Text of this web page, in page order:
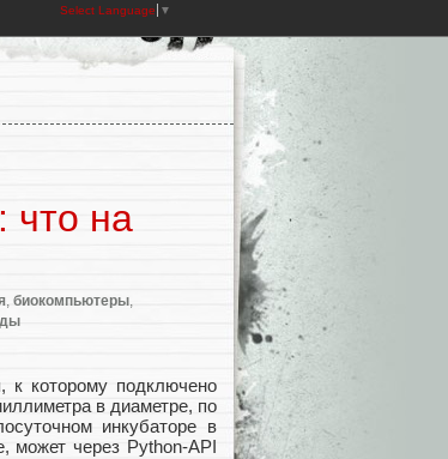
Select Language ▼
что на
биокомпьютеры
которому подключено
в диаметре, по
инкубаторе в
может через Python-API